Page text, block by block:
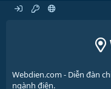
Webdien.com - Diễn đàn
ngành điện.